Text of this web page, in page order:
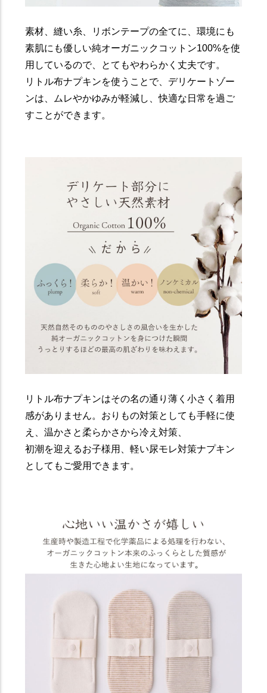
素材、縫い糸、リボンテープの全てに、環境にも
素肌にも優しい純オーガニックコットン100%を使
用しているので、とてもやわらかく丈夫です。
リトル布ナプキンを使うことで、デリケートゾー
ンは、ムレやかゆみが軽減し、快適な日常を過ご
すことができます。
リトル布ナプキンはその名の通り薄く小さく着用
感がありません。おりもの対策としても手軽に使
え、温かさと柔らかさから冷え対策、
初潮を迎えるお子様用、軽い尿モレ対策ナプキン
としてもご愛用できます。